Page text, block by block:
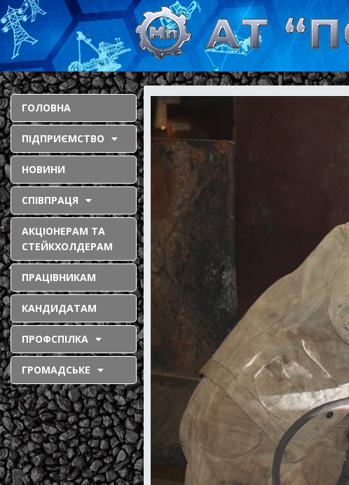
ГОЛОВНА
ПІДПРИЄМСТВО
НОВИНИ
СПІВПРАЦЯ
АКЦІОНЕРАМ ТА
СТЕЙКХОЛДЕРАМ
ПРАЦІВНИКАМ
КАНДИДАТАМ
ПРОФСПІЛКА
ГРОМАДСЬКЕ